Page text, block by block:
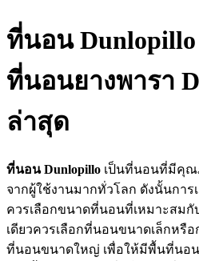
ที่นอน
ที่นอนยางพารา
ล่าสุด
ที่นอน Dunlopillo เป็นที่นอนที่มีคุณ
จากผู้ใช้งานมากทั่วโลก ดังนั้นการ
ควรเลือกขนาดที่นอนที่เหมาะสมกั
เดียวควรเลือกที่นอนขนาดเล็กหรื
ที่นอนขนาดใหญ่ เพื่อให้มีพื้นที่นอ